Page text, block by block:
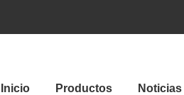
Inicio Productos Noticias